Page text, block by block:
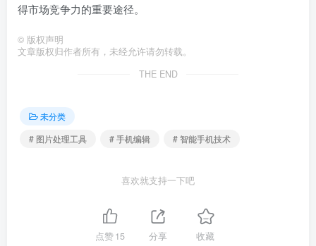
得市场竞争力的重要途径。
© 版权声明
文章版权归作者所有，未经允许请勿转载。
THE END
未分类
# 图片处理工具
# 手机编辑 # 智能手机技术
喜欢就支持一下吧
点赞15 分享 收藏